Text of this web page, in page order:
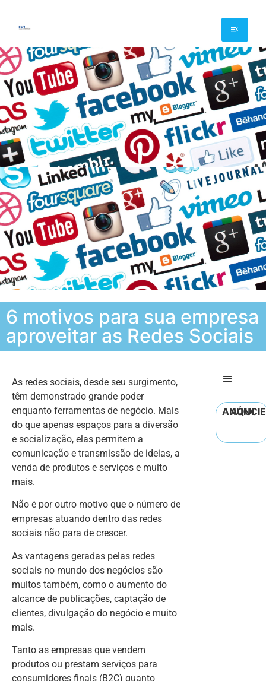
6 motivos para sua empresa
aproveitar as Redes Sociais
As redes sociais, desde seu surgimento,
têm demonstrado grande poder
enquanto ferramentas de negócio. Mais
do que apenas espaços para a diversão
e socialização, elas permitem a
comunicação e transmissão de ideias, a
venda de produtos e serviços e muito
mais.
Não é por outro motivo que o número de
empresas atuando dentro das redes
sociais não para de crescer.
As vantagens geradas pelas redes
sociais no mundo dos negócios são
muitos também, como o aumento do
alcance de publicações, captação de
clientes, divulgação do negócio e muito
mais.
Tanto as empresas que vendem
produtos ou prestam serviços para
consumidores finais (B2C) quanto
ANÚNCIE AQUI